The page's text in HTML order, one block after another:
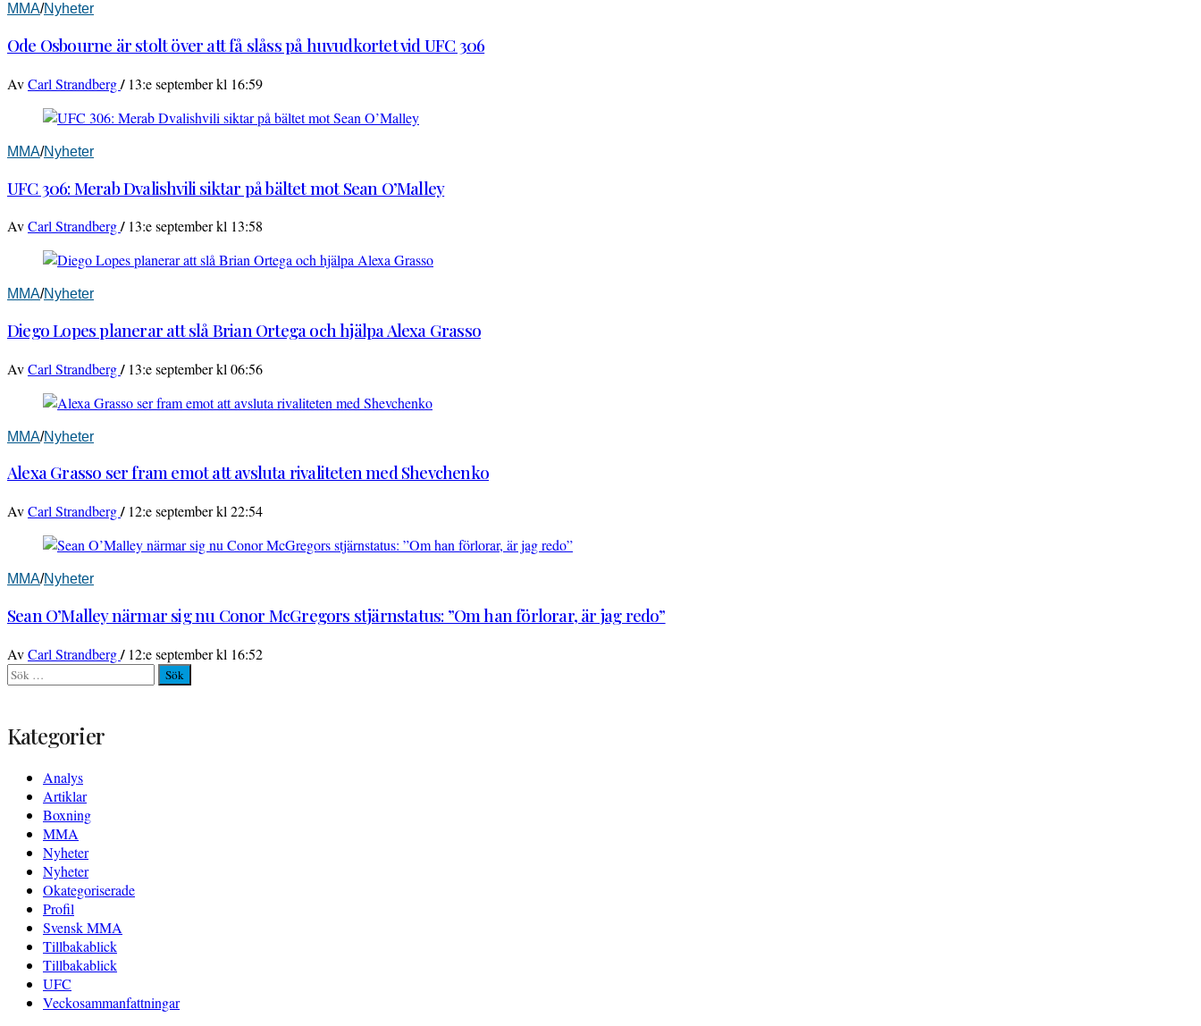
MMA/Nyheter
Ode Osbourne är stolt över att få slåss på huvudkortet vid UFC 306
AvCarl Strandberg/ 13:e september kl 16:59
MMA/Nyheter
UFC 306: Merab Dvalishvili siktar på bältet mot Sean O’Malley
AvCarl Strandberg/ 13:e september kl 13:58
MMA/Nyheter
Diego Lopes planerar att slå Brian Ortega och hjälpa Alexa Grasso
AvCarl Strandberg/ 13:e september kl 06:56
MMA/Nyheter
Alexa Grasso ser fram emot att avsluta rivaliteten med Shevchenko
AvCarl Strandberg/ 12:e september kl 22:54
MMA/Nyheter
Sean O’Malley närmar sig nu Conor McGregors stjärnstatus: ”Om han förlorar, är jag redo”
AvCarl Strandberg/ 12:e september kl 16:52
Sök
efter:
Kategorier
Analys
Artiklar
Boxning
MMA
Nyheter
Nyheter
Okategoriserade
Profil
Svensk MMA
Tillbakablick
Tillbakablick
UFC
Veckosammanfattningar